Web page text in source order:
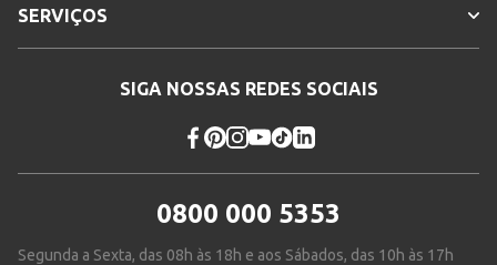
SERVIÇOS
SIGA NOSSAS REDES SOCIAIS
0800 000 5353
Segunda a Sexta, das 08h às 18h e aos Sábados, das 10h às 17h